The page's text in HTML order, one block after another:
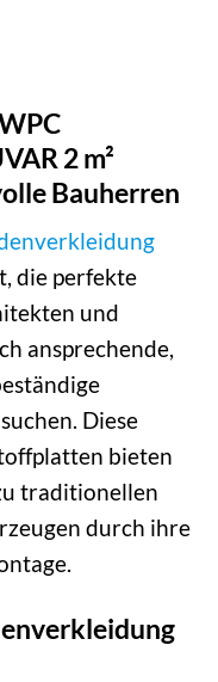
2 m²
Bauherren
die perfekte
und
ansprechende,
Diese
bieten
traditionellen
durch ihre